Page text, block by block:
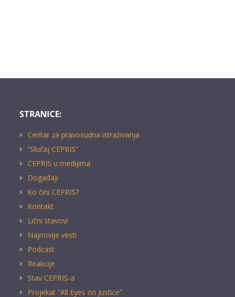
STRANICE:
Centar za pravosudna istraživanja
“Slučaj CEPRIS”
CEPRIS u medijima
Događaji
Ko čini CEPRIS?
Kontakt
Lični stavovi
Najnovije vesti
Podcast
Reakcije
Stav CEPRIS-a
Projekat “All Eyes on Justice”